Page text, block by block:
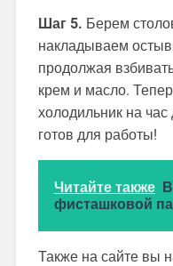
Шаг 5. Берем
накладываем
продолжая
крем и масло.
холодильник на
готов для работы!
Читайте также
фисташковой
Также на сайте вы